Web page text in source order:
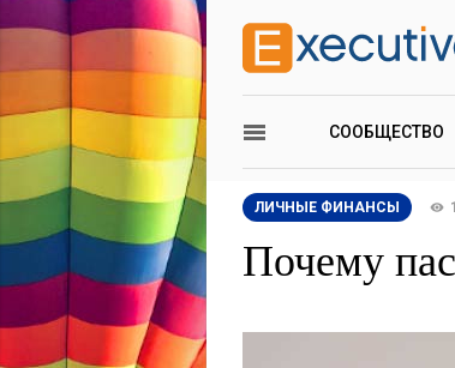
СООБЩЕСТВО
ЛИЧНЫЕ ФИНАНСЫ
Почему